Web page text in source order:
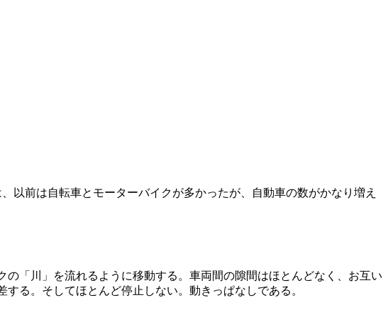
以前は自転車とモーターバイクが多かったが、自動車の数がかなり増え
「川」を流れるように移動する。車両間の隙間はほとんどなく、お互い
る。そしてほとんど停止しない。動きっぱなしである。